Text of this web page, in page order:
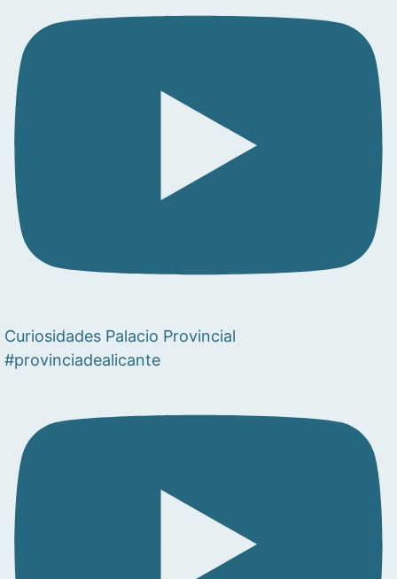
Curiosidades Palacio Provincial
#provinciadealicante